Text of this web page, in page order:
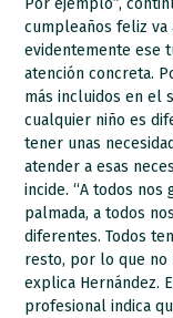
Por ejemplo”,
cumpleaños feliz va
evidentemente ese
atención concreta.
más incluidos en el
cualquier niño es
tener unas
atender a esas
incide. “A todos nos
palmada, a todos
diferentes. Todos
resto, por lo que no
explica Hernández.
profesional indica